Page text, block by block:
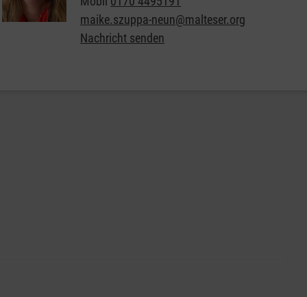
maike.szuppa-neun@malteser.org
Nachricht senden